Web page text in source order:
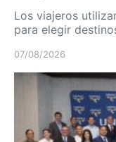
Los viajeros
para elegir
07/08/2026